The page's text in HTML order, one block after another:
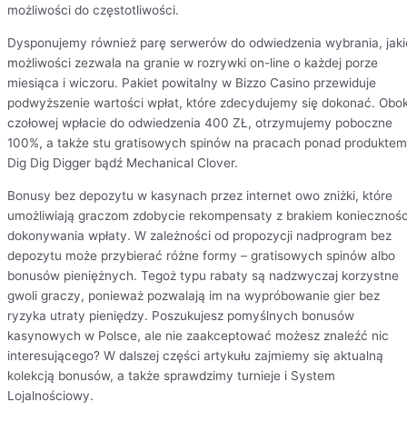
możliwości do częstotliwości.
Dysponujemy również parę serwerów do odwiedzenia wybrania,
możliwości zezwala na granie w rozrywki on-line o każdej porze
miesiąca i wiczoru. Pakiet powitalny w Bizzo Casino przewiduje
podwyższenie wartości wpłat, które zdecydujemy się dokonać.
czołowej wpłacie do odwiedzenia 400 ZŁ, otrzymujemy poboczne
100%, a także stu gratisowych spinów na pracach ponad produktem
Dig Dig Digger bądź Mechanical Clover.
Bonusy bez depozytu w kasynach przez internet owo zniżki, które
umożliwiają graczom zdobycie rekompensaty z brakiem
dokonywania wpłaty. W zależności od propozycji nadprogram bez
depozytu może przybierać różne formy – gratisowych spinów albo
bonusów pieniężnych. Tegoż typu rabaty są nadzwyczaj korzystne
gwoli graczy, ponieważ pozwalają im na wypróbowanie gier bez
ryzyka utraty pieniędzy. Poszukujesz pomyślnych bonusów
kasynowych w Polsce, ale nie zaakceptować możesz znaleźć nic
interesującego? W dalszej części artykułu zajmiemy się aktualną
kolekcją bonusów, a także sprawdzimy turnieje i System
Lojalnościowy.